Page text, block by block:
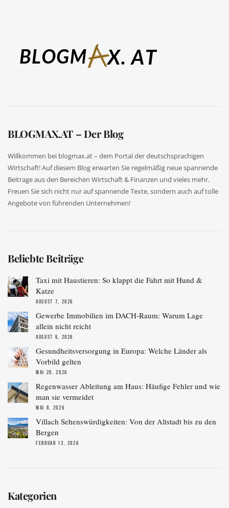
BLOGMAX.AT – Der Blog
Willkommen bei blogmax.at – dem Portal der deutschsprachigen
Wirtschaft! Auf diesem Blog erwarten Sie regelmäßig neue spannende
Beitrage aus den Bereichen Wirtschaft & Finanzen und vieles mehr.
Freuen Sie sich nicht nur auf spannende Texte, sondern auch auf tolle
Angebote von führenden Unternehmen!
Beliebte Beiträge
Taxi mit Haustieren: So klappt die Fahrt mit Hund &
Katze
AUGUST 7, 2026
Gewerbe Immobilien im DACH-Raum: Warum Lage
allein nicht reicht
AUGUST 6, 2026
Gesundheitsversorgung in Europa: Welche Länder als
Vorbild gelten
MAI 20, 2026
Regenwasser Ableitung am Haus: Häufige Fehler und wie
man sie vermeidet
MAI 8, 2026
Villach Sehenswürdigkeiten: Von der Altstadt bis zu den
Bergen
FEBRUAR 13, 2026
Kategorien